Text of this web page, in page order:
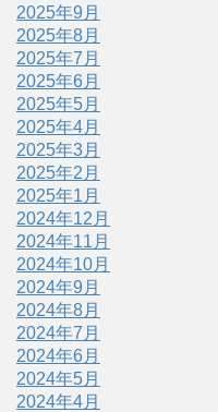
2025年9月
2025年8月
2025年7月
2025年6月
2025年5月
2025年4月
2025年3月
2025年2月
2025年1月
2024年12月
2024年11月
2024年10月
2024年9月
2024年8月
2024年7月
2024年6月
2024年5月
2024年4月